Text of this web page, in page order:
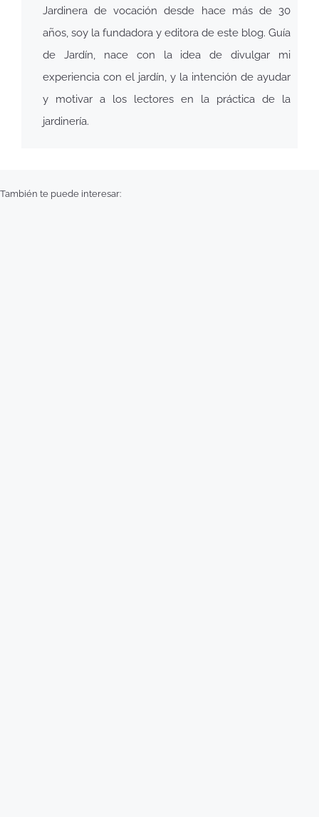
Jardinera de vocación desde hace más de 30
años, soy la fundadora y editora de este blog. Guía
de Jardín, nace con la idea de divulgar mi
experiencia con el jardín, y la intención de ayudar
y motivar a los lectores en la práctica de la
jardinería.
También te puede interesar: